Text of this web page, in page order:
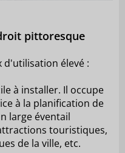
pittoresque
d'utilisation élevé :
à installer. Il occupe
à la planification de
large éventail
touristiques,
de la ville, etc.